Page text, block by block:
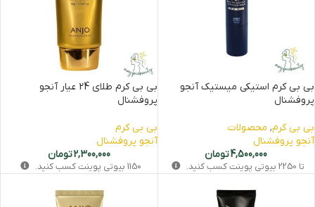
بی بی کرم استیکی میستیک آنجو
پروفشنال
بی بی کرم, محصولات
آنجو پروفشنال
4,500,000تومان
تا 2250 بیوتی‌ پوینت کسب کنید.
بی بی کرم طلای 24 عیار آنجو
پروفشنال
بی بی کرم
آنجو پروفشنال
2,300,000تومان
1150 بیوتی‌ پوینت کسب کنید.